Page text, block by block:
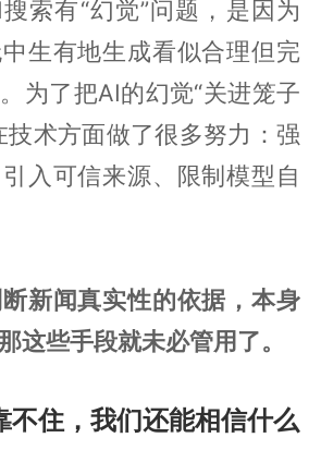
索有“幻觉”问题，是因为
生有地生成看似合理但完
为了把AI的幻觉“关进笼子
技术方面做了很多努力：强
入可信来源、限制模型自
新闻真实性的依据，本身
这些手段就未必管用了。
不住，我们还能相信什么